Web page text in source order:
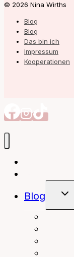
© 2026 Nina Wirths
Blog
Blog
Das bin ich
Impressum
Kooperationen
Blog